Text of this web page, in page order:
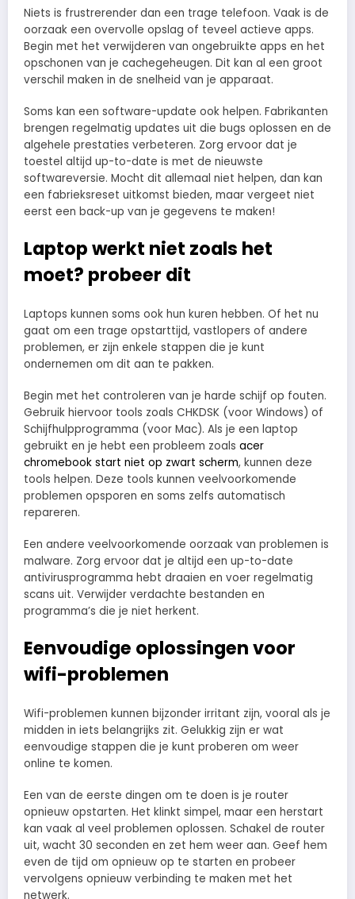
Niets is frustrerender dan een trage telefoon. Vaak is de
oorzaak een overvolle opslag of teveel actieve apps.
Begin met het verwijderen van ongebruikte apps en het
opschonen van je cachegeheugen. Dit kan al een groot
verschil maken in de snelheid van je apparaat.
Soms kan een software-update ook helpen. Fabrikanten
brengen regelmatig updates uit die bugs oplossen en de
algehele prestaties verbeteren. Zorg ervoor dat je
toestel altijd up-to-date is met de nieuwste
softwareversie. Mocht dit allemaal niet helpen, dan kan
een fabrieksreset uitkomst bieden, maar vergeet niet
eerst een back-up van je gegevens te maken!
Laptop werkt niet zoals het
moet? probeer dit
Laptops kunnen soms ook hun kuren hebben. Of het nu
gaat om een trage opstarttijd, vastlopers of andere
problemen, er zijn enkele stappen die je kunt
ondernemen om dit aan te pakken.
Begin met het controleren van je harde schijf op fouten.
Gebruik hiervoor tools zoals CHKDSK (voor Windows) of
Schijfhulpprogramma (voor Mac). Als je een laptop
gebruikt en je hebt een probleem zoals acer
chromebook start niet op zwart scherm, kunnen deze
tools helpen. Deze tools kunnen veelvoorkomende
problemen opsporen en soms zelfs automatisch
repareren.
Een andere veelvoorkomende oorzaak van problemen is
malware. Zorg ervoor dat je altijd een up-to-date
antivirusprogramma hebt draaien en voer regelmatig
scans uit. Verwijder verdachte bestanden en
programma’s die je niet herkent.
Eenvoudige oplossingen voor
wifi-problemen
Wifi-problemen kunnen bijzonder irritant zijn, vooral als je
midden in iets belangrijks zit. Gelukkig zijn er wat
eenvoudige stappen die je kunt proberen om weer
online te komen.
Een van de eerste dingen om te doen is je router
opnieuw opstarten. Het klinkt simpel, maar een herstart
kan vaak al veel problemen oplossen. Schakel de router
uit, wacht 30 seconden en zet hem weer aan. Geef hem
even de tijd om opnieuw op te starten en probeer
vervolgens opnieuw verbinding te maken met het
netwerk.